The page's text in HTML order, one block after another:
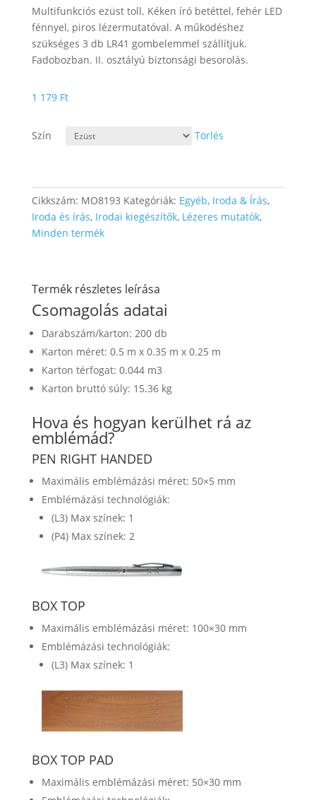
Multifunkciós ezüst toll. Kéken író betéttel, fehér LED
fénnyel, piros lézermutatóval. A működéshez
szükséges 3 db LR41 gombelemmel szállítjuk.
Fadobozban. II. osztályú biztonsági besorolás.
1 179 Ft
Szín Törlés
Cikkszám: MO8193 Kategóriák: Egyéb, Iroda & Írás,
Iroda és írás, Irodai kiegészítők, Lézeres mutatók,
Minden termék
Termék részletes leírása
Csomagolás adatai
Darabszám/karton: 200 db
Karton méret: 0.5 m x 0.35 m x 0.25 m
Karton térfogat: 0.044 m3
Karton bruttó súly: 15.36 kg
Hova és hogyan kerülhet rá az
emblémád?
PEN RIGHT HANDED
Maximális emblémázási méret: 50×5 mm
Emblémázási technológiák:
(L3) Max színek: 1
(P4) Max színek: 2
BOX TOP
Maximális emblémázási méret: 100×30 mm
Emblémázási technológiák:
(L3) Max színek: 1
BOX TOP PAD
Maximális emblémázási méret: 50×30 mm